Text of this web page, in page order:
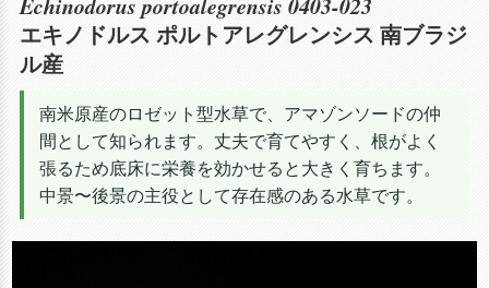
エキノドルス ポルトアレグレンシス 南ブラジ
ル産
南米原産のロゼット型水草で、アマゾンソードの仲
間として知られます。丈夫で育てやすく、根がよく
張るため底床に栄養を効かせると大きく育ちます。
中景〜後景の主役として存在感のある水草です。